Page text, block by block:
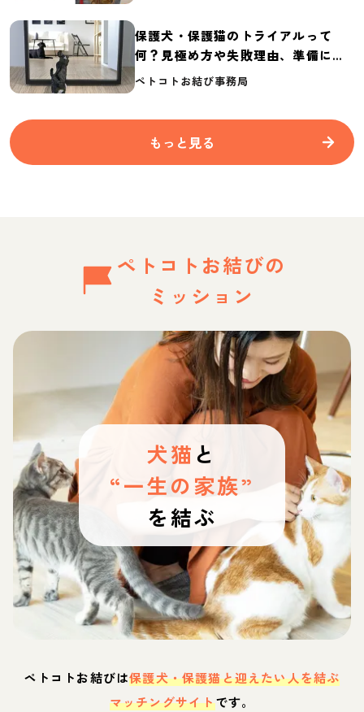
保護犬・保護猫のトライアルって
何？見極め方や失敗理由、準備に必
要なものを紹介
ペトコトお結び事務局
もっと見る
ペトコトお結びの
ミッション
犬猫 と
“一生の家族”
を結ぶ
ペトコトお結びは保護犬・保護猫と迎えたい人を結ぶ
マッチングサイトです。